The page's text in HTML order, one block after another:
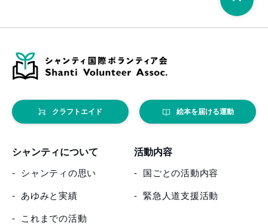
クラフトエイド 絵本を届ける運動
シャンティについて
シャンティの思い
あゆみと実績
これまでの活動
活動内容
国ごとの活動内容
緊急人道支援活動